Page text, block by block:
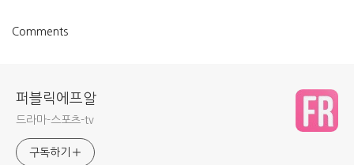
Comments
퍼블릭에프알
드라마-스포츠-tv
구독하기